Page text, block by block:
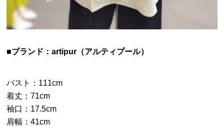
■ブランド：artipur（アルティプール）
バスト：111cm
着丈：71cm
袖口：17.5cm
肩幅：41cm